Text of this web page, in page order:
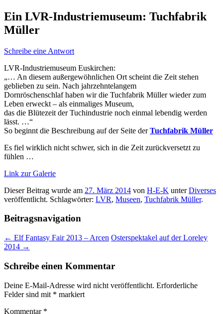
Ein LVR-Industriemuseum: Tuchfabrik
Müller
Schreibe eine Antwort
LVR-Industriemuseum Euskirchen:
„… An diesem außergewöhnlichen Ort scheint die Zeit stehen
geblieben zu sein. Nach jahrzehntelangem
Dornröschenschlaf haben wir die Tuchfabrik Müller wieder zum
Leben erweckt – als einmaliges Museum,
das die Blütezeit der Tuchindustrie noch einmal lebendig werden
lässt. …“
So beginnt die Beschreibung auf der Seite derTuchfabrik Müller
Es fiel wirklich nicht schwer, sich in die Zeit zurückversetzt zu
fühlen …
Link zur Galerie
Dieser Beitrag wurde am 27. März 2014 von H-E-K unterDiverses
veröffentlicht. Schlagwörter: LVR, Museen, Tuchfabrik Müller.
Beitragsnavigation
← Elf Fantasy Fair 2013 – Arcen Osterspektakel auf der Loreley
2014 →
Schreibe einen Kommentar
Deine E-Mail-Adresse wird nicht veröffentlicht. Erforderliche
Felder sind mit * markiert
Kommentar *